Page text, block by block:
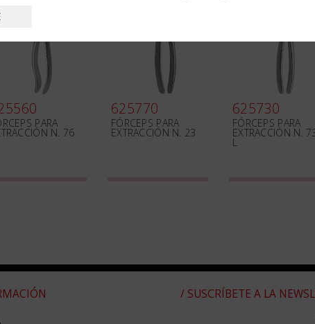
PARA
N. 76
625770
FÓRCEPS PARA
EXTRACCIÓN N. 23
625730
FÓRCEPS PARA
EXTRACCIÓN N.
L
/ SUSCRÍBETE A LA